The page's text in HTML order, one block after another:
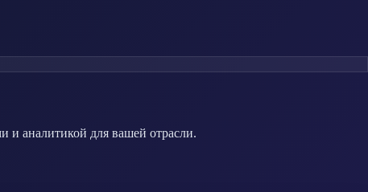
и аналитикой для вашей отрасли.